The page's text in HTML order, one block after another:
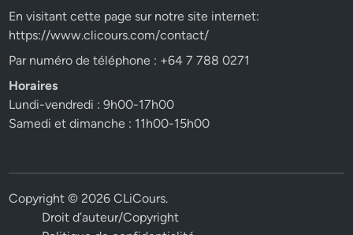
En visitant cette page sur notre site internet:
https://www.clicours.com/contact/
Par numéro de téléphone : +64 7 788 0271
Horaires
Lundi-vendredi : 9h00-17h00
Samedi et dimanche : 11h00-15h00
Copyright © 2026CLiCours.
Droit d’auteur/Copyright